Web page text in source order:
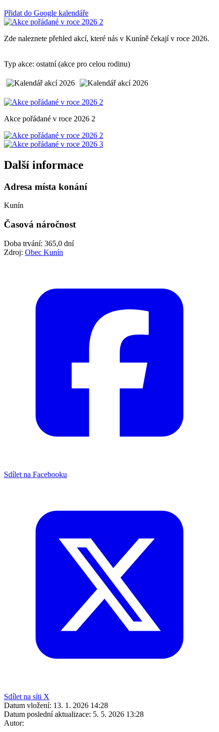
Přidat do Google kalendáře
Zde naleznete přehled akcí, které nás v Kuníně čekají v roce 2026.
Typ akce: ostatní (akce pro celou rodinu)
Akce pořádané v roce 2026 2
Další informace
Adresa místa konání
Kunín
Časová náročnost
Doba trvání: 365,0 dní
Zdroj: Obec Kunín
Sdílet na Facebooku
Sdílet na síti X
Datum vložení: 13. 1. 2026 14:28
Datum poslední aktualizace: 5. 5. 2026 13:28
Autor: